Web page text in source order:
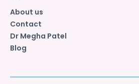
About us
Contact
Dr Megha Patel
Blog